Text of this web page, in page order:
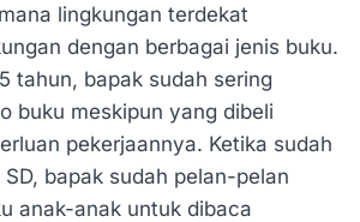
lingkungan terdekat
dengan berbagai jenis buku.
tahun, bapak sudah sering
buku meskipun yang dibeli
pekerjaannya. Ketika sudah
bapak sudah pelan-pelan
anak-anak untuk dibaca